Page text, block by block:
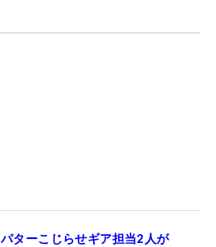
パターこじらせギア担当2人が